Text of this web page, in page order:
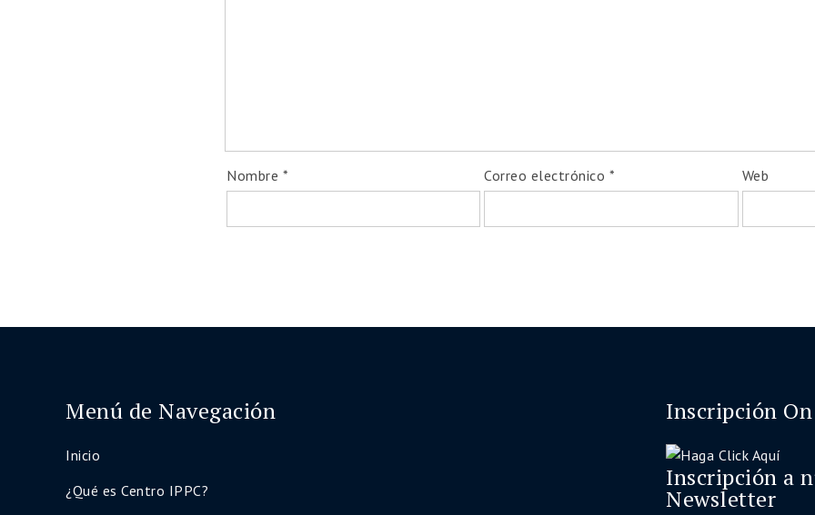
Nombre * Correo electrónico * Web
Menú de Navegación
Inicio
¿Qué es Centro IPPC?
Inscripción
Inscripción a
Newsletter